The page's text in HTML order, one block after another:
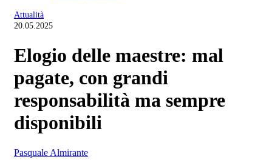
Attualità
20.05.2025
Elogio delle maestre: mal
pagate, con grandi
responsabilità ma sempre
disponibili
Pasquale Almirante